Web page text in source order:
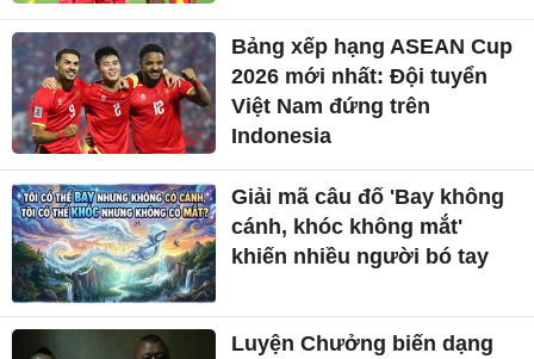
Bảng xếp hạng ASEAN Cup
2026 mới nhất: Đội tuyển
Việt Nam đứng trên
Indonesia
Giải mã câu đố 'Bay không
cánh, khóc không mắt'
khiến nhiều người bó tay
Luyện Chưởng biến dạng